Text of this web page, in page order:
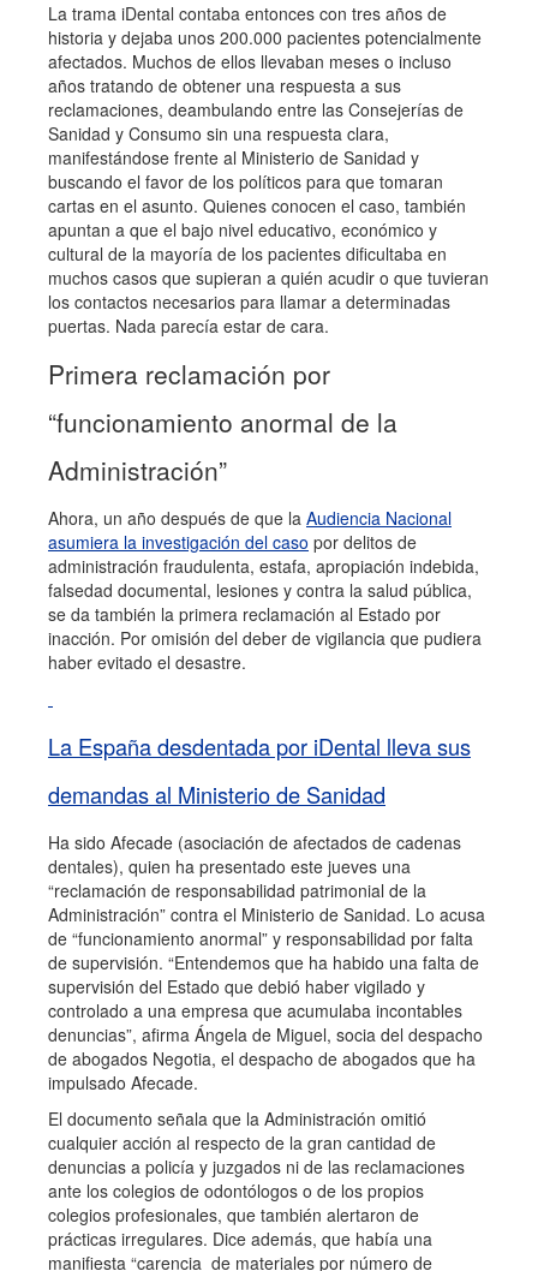
La trama iDental contaba entonces con tres años de
historia y dejaba unos 200.000 pacientes potencialmente
afectados. Muchos de ellos llevaban meses o incluso
años tratando de obtener una respuesta a sus
reclamaciones, deambulando entre las Consejerías de
Sanidad y Consumo sin una respuesta clara,
manifestándose frente al Ministerio de Sanidad y
buscando el favor de los políticos para que tomaran
cartas en el asunto. Quienes conocen el caso, también
apuntan a que el bajo nivel educativo, económico y
cultural de la mayoría de los pacientes dificultaba en
muchos casos que supieran a quién acudir o que tuvieran
los contactos necesarios para llamar a determinadas
puertas. Nada parecía estar de cara.
Primera reclamación por
“funcionamiento anormal de la
Administración”
Ahora, un año después de que la Audiencia Nacional
asumiera la investigación del caso por delitos de
administración fraudulenta, estafa, apropiación indebida,
falsedad documental, lesiones y contra la salud pública,
se da también la primera reclamación al Estado por
inacción. Por omisión del deber de vigilancia que pudiera
haber evitado el desastre.
La España desdentada por iDental lleva sus
demandas al Ministerio de Sanidad
Ha sido Afecade (asociación de afectados de cadenas
dentales), quien ha presentado este jueves una
“reclamación de responsabilidad patrimonial de la
Administración” contra el Ministerio de Sanidad. Lo acusa
de “funcionamiento anormal” y responsabilidad por falta
de supervisión. “Entendemos que ha habido una falta de
supervisión del Estado que debió haber vigilado y
controlado a una empresa que acumulaba incontables
denuncias”, afirma Ángela de Miguel, socia del despacho
de abogados Negotia, el despacho de abogados que ha
impulsado Afecade.
El documento señala que la Administración omitió
cualquier acción al respecto de la gran cantidad de
denuncias a policía y juzgados ni de las reclamaciones
ante los colegios de odontólogos o de los propios
colegios profesionales, que también alertaron de
prácticas irregulares. Dice además, que había una
manifiesta “carencia de materiales por número de